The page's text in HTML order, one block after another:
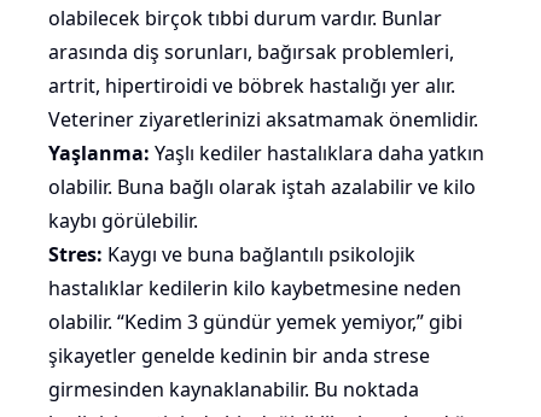
olabilecek birçok tıbbi durum vardır. Bunlar
arasında diş sorunları, bağırsak problemleri,
artrit, hipertiroidi ve böbrek hastalığı yer alır.
Veteriner ziyaretlerinizi aksatmamak önemlidir.
Yaşlanma: Yaşlı kediler hastalıklara daha yatkın
olabilir. Buna bağlı olarak iştah azalabilir ve kilo
kaybı görülebilir.
Stres: Kaygı ve buna bağlantılı psikolojik
hastalıklar kedilerin kilo kaybetmesine neden
olabilir. “Kedim 3 gündür yemek yemiyor,” gibi
şikayetler genelde kedinin bir anda strese
girmesinden kaynaklanabilir. Bu noktada